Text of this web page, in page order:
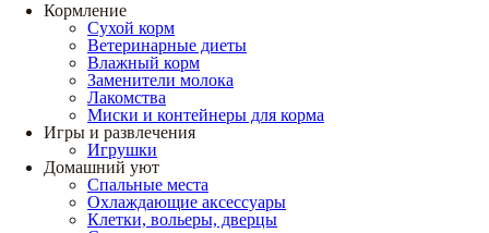
Кормление
Сухой корм
Ветеринарные диеты
Влажный корм
Заменители молока
Лакомства
Миски и контейнеры для корма
Игры и развлечения
Игрушки
Домашний уют
Спальные места
Охлаждающие аксессуары
Клетки, вольеры, дверцы